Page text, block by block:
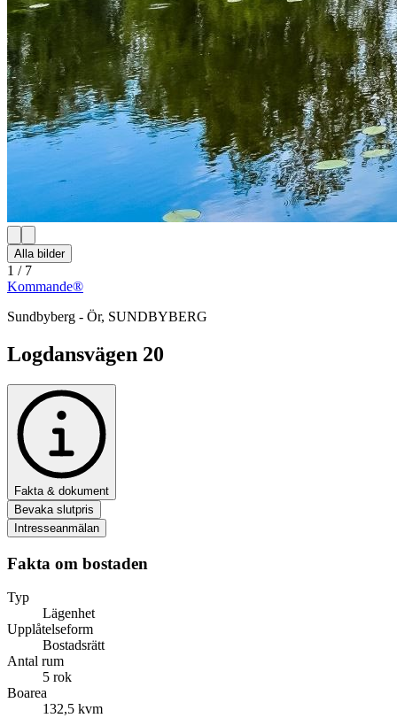
Alla bilder
1 / 7
Kommande®
Sundbyberg - Ör, SUNDBYBERG
Logdansvägen 20
Fakta & dokument
Bevaka slutpris
Intresseanmälan
Fakta om bostaden
Typ
Lägenhet
Upplåtelseform
Bostadsrätt
Antal rum
5 rok
Boarea
132,5 kvm